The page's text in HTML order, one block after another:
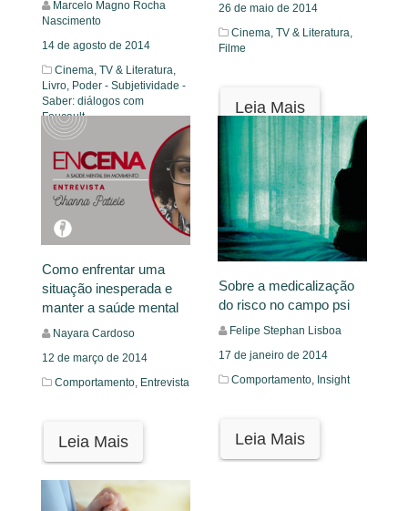
Marcelo Magno Rocha
Nascimento
14 de agosto de 2014
Cinema, TV & Literatura,
Livro, Poder - Subjetividade -
Saber: diálogos com
Foucault,
Leia Mais
26 de maio de 2014
Cinema, TV & Literatura,
Filme
Leia Mais
Como enfrentar uma
situação inesperada e
manter a saúde mental
Nayara Cardoso
12 de março de 2014
Comportamento, Entrevista
Leia Mais
Sobre a medicalização
do risco no campo psi
Felipe Stephan Lisboa
17 de janeiro de 2014
Comportamento, Insight
Leia Mais